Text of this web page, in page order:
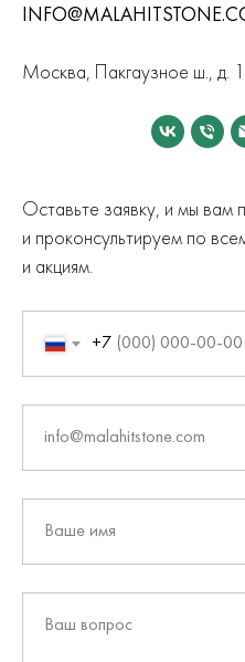
Москва, Пакгаузное ш., д. 1,
Оставьте заявку, и мы вам
и проконсультируем по
и акциям.
+7
info@malahitstone.com
Ваше имя
Ваш вопрос